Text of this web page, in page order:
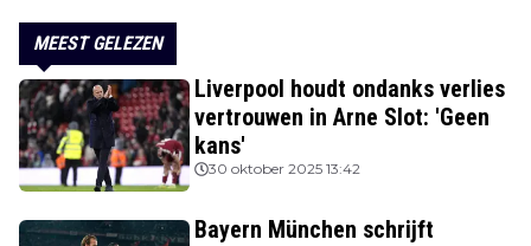
MEEST GELEZEN
Liverpool houdt ondanks verlies
vertrouwen in Arne Slot: 'Geen
kans'
30 oktober 2025 13:42
Bayern München schrijft